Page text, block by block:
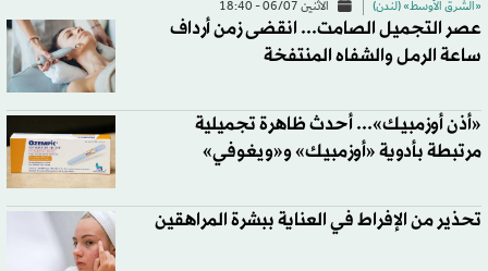
«الشرق الأوسط» (لندن) الاثنين 06/07 - 18:40
عصر التجميل الصامت... انقضى زمن أرداف
ساعة الرمل والشفاه المنتفخة
«أذن أوزمبيك»... أحدث ظاهرة تجميلية
مرتبطة بأدوية «أوزمبيك» و«ويغوفي»
تحذير من الإفراط في العناية ببشرة المراهقين